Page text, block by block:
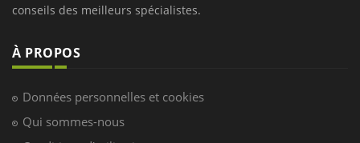
conseils des meilleurs spécialistes.
À PROPOS
Données personnelles et cookies
Qui sommes-nous